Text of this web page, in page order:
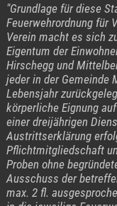
"Grundlage für diese
Feuerwehrordnung für
Verein macht es sich
Eigentum der
Hirschegg und
jeder in der Gemeinde
Lebensjahr
körperliche Eignung
einer dreijährigen
Austrittserklärung
Pflichtmitgliedschaft
Proben ohne
Ausschuss der
max. 2 fl.